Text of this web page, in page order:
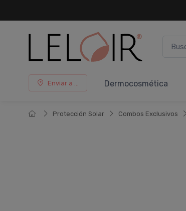
Enviar a ... Dermocosmética
Protección Solar Combos Exclusivos